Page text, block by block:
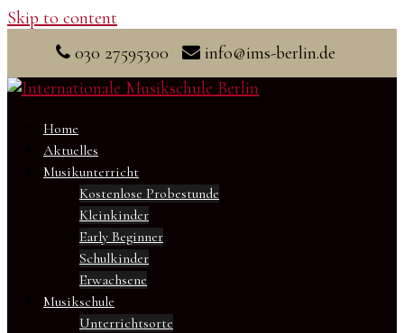
Skip to content
030 27595300
info@ims-berlin.de
Home
Aktuelles
Musikunterricht
Kostenlose Probestunde
Kleinkinder
Early Beginner
Schulkinder
Erwachsene
Musikschule
Unterrichtsorte